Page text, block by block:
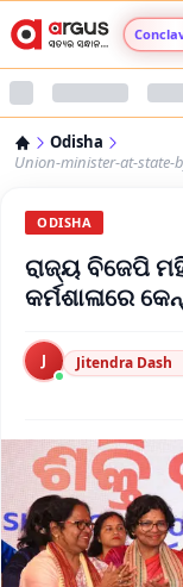
Odisha
Union-minister-at-state-
ODISHA
ରାଜ୍ୟ ବିଜେପି
କର୍ମଶାଳାରେ
J Jitendra Dash